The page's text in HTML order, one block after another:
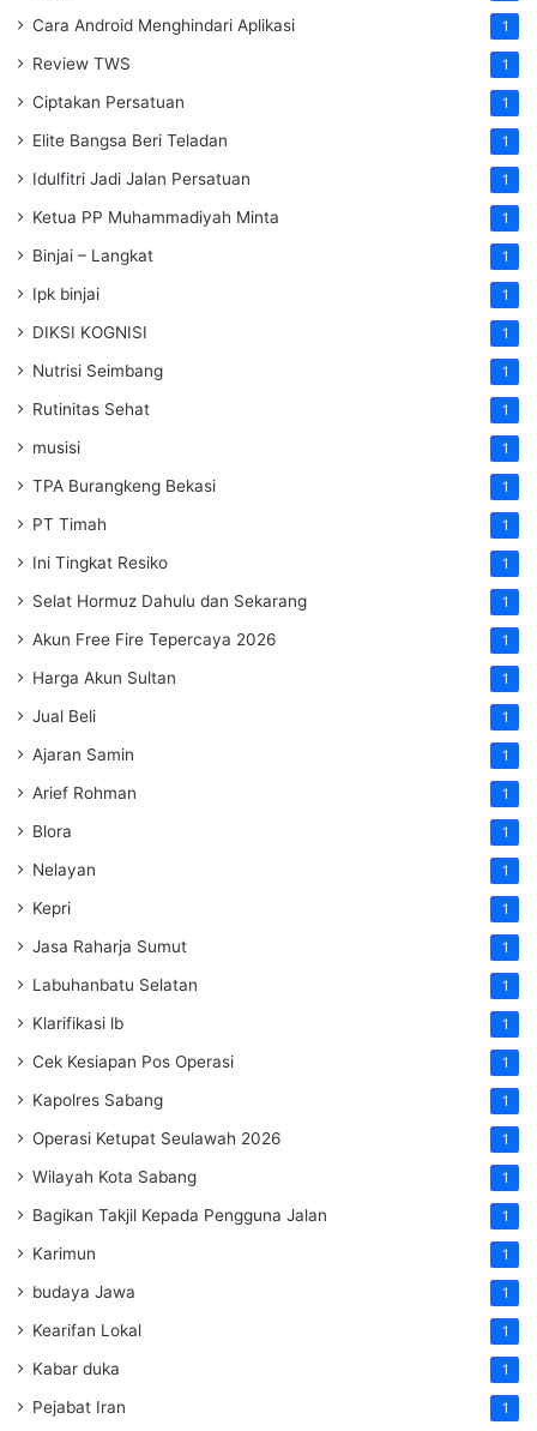
Cara Android Menghindari Aplikasi 1
Review TWS 1
Ciptakan Persatuan 1
Elite Bangsa Beri Teladan 1
Idulfitri Jadi Jalan Persatuan 1
Ketua PP Muhammadiyah Minta 1
Binjai – Langkat 1
Ipk binjai 1
DIKSI KOGNISI 1
Nutrisi Seimbang 1
Rutinitas Sehat 1
musisi 1
TPA Burangkeng Bekasi 1
PT Timah 1
Ini Tingkat Resiko 1
Selat Hormuz Dahulu dan Sekarang 1
Akun Free Fire Tepercaya 2026 1
Harga Akun Sultan 1
Jual Beli 1
Ajaran Samin 1
Arief Rohman 1
Blora 1
Nelayan 1
Kepri 1
Jasa Raharja Sumut 1
Labuhanbatu Selatan 1
Klarifikasi lb 1
Cek Kesiapan Pos Operasi 1
Kapolres Sabang 1
Operasi Ketupat Seulawah 2026 1
Wilayah Kota Sabang 1
Bagikan Takjil Kepada Pengguna Jalan 1
Karimun 1
budaya Jawa 1
Kearifan Lokal 1
Kabar duka 1
Pejabat Iran 1